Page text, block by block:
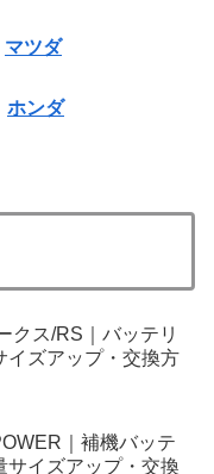
マツダ
ホンダ
クス/RS｜バッテリ
イズアップ・交換方
｜補機バッテ
サイズアップ・交換